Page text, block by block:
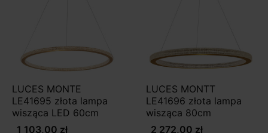
LUCES MONTE
LE41695 złota lampa
wisząca LED 60cm
1 103,00 zł
LUCES MONTT
LE41696 złota lampa
wisząca 80cm
2 272,00 zł